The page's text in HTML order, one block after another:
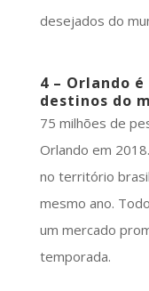
desejados do
4 – Orlando
destinos do
75 milhões de
Orlando em
no território
mesmo ano.
um mercado
temporada.